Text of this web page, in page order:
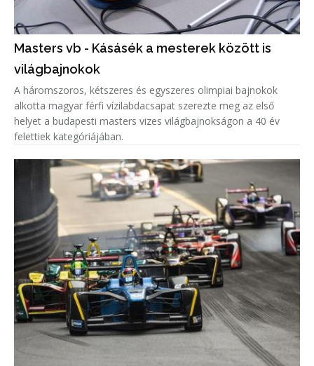
Masters vb - Kásásék a mesterek között is
világbajnokok
A háromszoros, kétszeres és egyszeres olimpiai bajnokok
alkotta magyar férfi vízilabdacsapat szerezte meg az első
helyet a budapesti masters vizes világbajnokságon a 40 év
felettiek kategóriájában.